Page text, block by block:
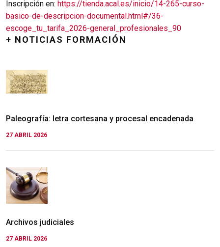
Inscripción en: https://tienda.acal.es/inicio/14-265-curso-
basico-de-descripcion-documental.html#/36-
escoge_tu_tarifa_2026-general_profesionales_90
+ NOTICIAS FORMACIÓN
Paleografía: letra cortesana y procesal encadenada
27 ABRIL 2026
Archivos judiciales
27 ABRIL 2026